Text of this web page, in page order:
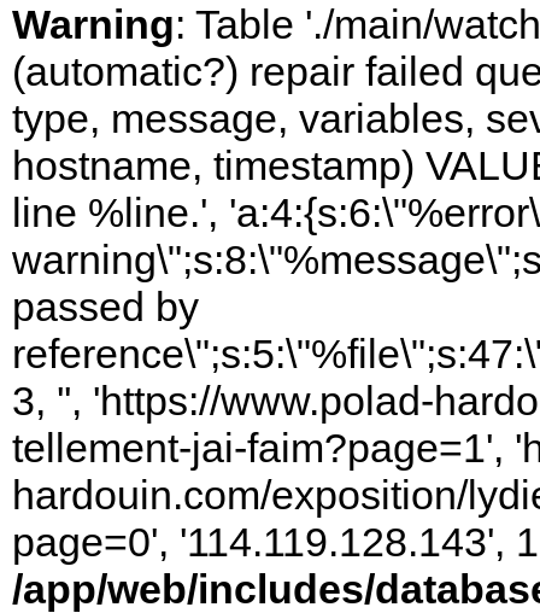
Warning: Table './main/
(automatic?) repair failed
type, message, variables,
hostname, timestamp)
line %line.',
passed by
3, '', 'https://www.polad-
tellement-jai-faim?page=1',
hardouin.com/exposition/
page=0', '114.119.128.143',
/app/web/includes/